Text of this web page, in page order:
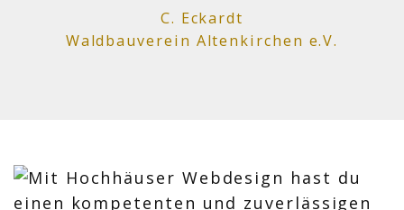
C. Eckardt
Waldbauverein Altenkirchen e.V.